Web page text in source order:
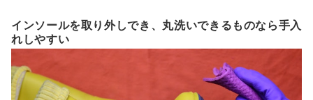
インソールを取り外しでき、丸洗いできるものなら手入
れしやすい